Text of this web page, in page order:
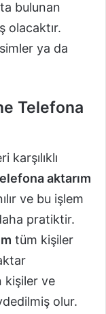
bulunan
olacaktır.
ya da
Telefona
karşılıklı
aktarım
ve bu işlem
pratiktir.
tüm kişiler
kişiler ve
olur.